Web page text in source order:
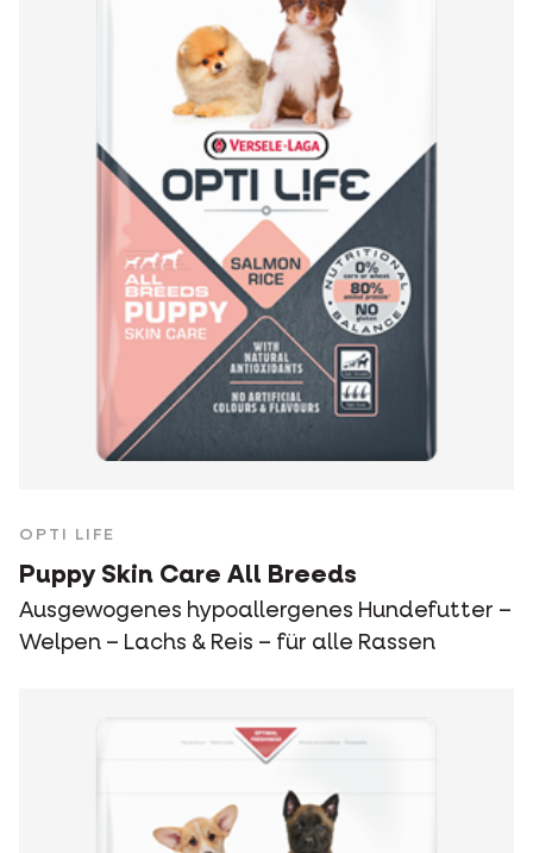
OPTI LIFE
Puppy Skin Care All Breeds
Ausgewogenes hypoallergenes Hundefutter –
Welpen – Lachs & Reis – für alle Rassen